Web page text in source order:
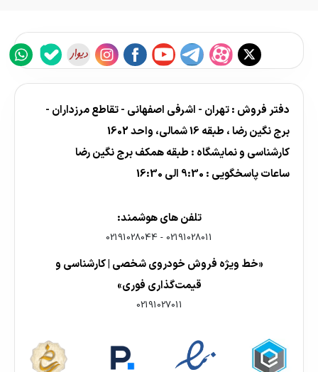
دفتر فروش : تهران - اشرفی اصفهانی - تقاطع مرزداران -
برج نگین رضا ، طبقه 16 شمالی، واحد 1602
کارشناسی و نمایشگاه : طبقه همکف برج نگین رضا
ساعات پاسخگویی : 9:30 الی 16:30
تلفن های هوشمند:
02191028011
-
02191028044
«خط ویژه فروش خودروی شخصی | کارشناسی و
قیمت‌گذاری فوری»
02191027011